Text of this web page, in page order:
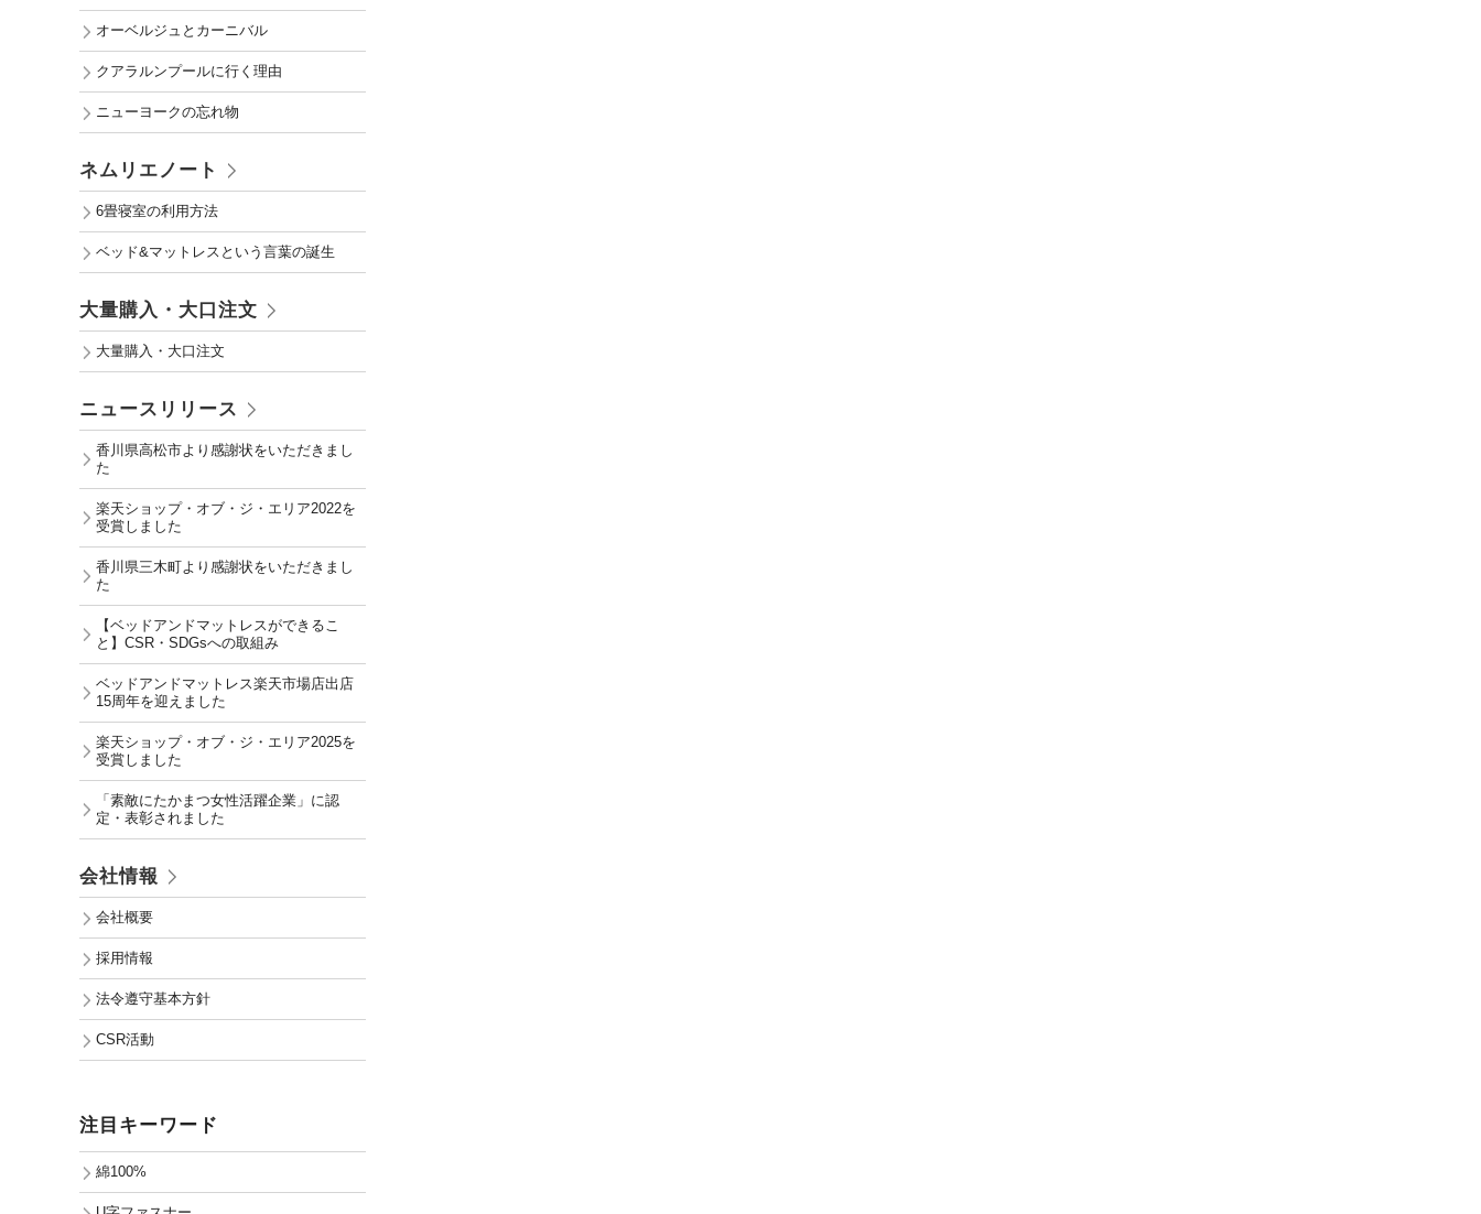
オーベルジュとカーニバル
クアラルンプールに行く理由
ニューヨークの忘れ物
ネムリエノート
6畳寝室の利用方法
ベッド&マットレスという言葉の誕生
大量購入・大口注文
大量購入・大口注文
ニュースリリース
香川県高松市より感謝状をいただきまし
た
楽天ショップ・オブ・ジ・エリア2022を
受賞しました
香川県三木町より感謝状をいただきまし
た
【ベッドアンドマットレスができるこ
と】CSR・SDGsへの取組み
ベッドアンドマットレス楽天市場店出店
15周年を迎えました
楽天ショップ・オブ・ジ・エリア2025を
受賞しました
「素敵にたかまつ女性活躍企業」に認
定・表彰されました
会社情報
会社概要
採用情報
法令遵守基本方針
CSR活動
注目キーワード
綿100%